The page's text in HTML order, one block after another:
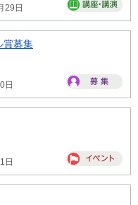
29日
賞募集
日
日